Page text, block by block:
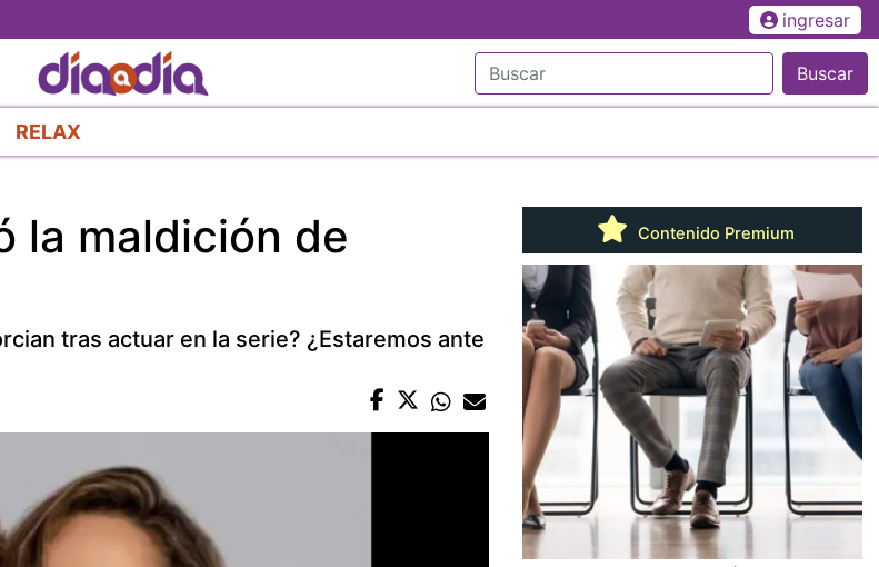
al
contenido
principal
ingresar
Buscar
RELAX
la maldición de
tras actuar en la serie? ¿Estaremos ante
Contenido Premium